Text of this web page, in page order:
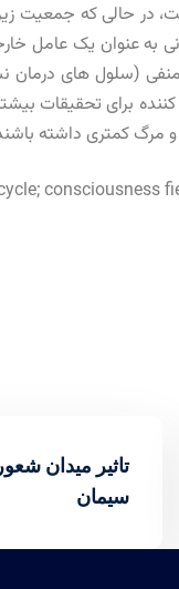
به عنوان یک عامل
کننده برای تحقیقات
تاثیر میدان
سیمان